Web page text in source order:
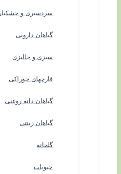
سردسیری و خشکبار
گیاهان دارویی
سبزی و جالیزی
قارچهای خوراکی
گیاهان دانه روغنی
گیاهان زینتی
گلخانه
حبوبات